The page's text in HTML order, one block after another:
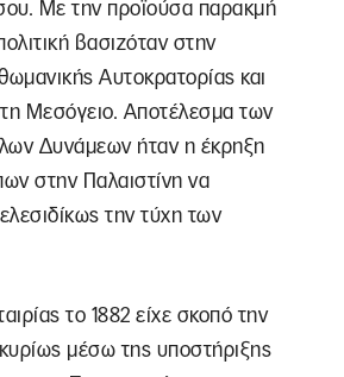
Με την προϊούσα παρακμή
βασιζόταν στην
Αυτοκρατορίας και
Μεσόγειο. Αποτέλεσμα των
Δυνάμεων ήταν η έκρηξη
στην Παλαιστίνη να
την τύχη των
το 1882 είχε σκοπό την
μέσω της υποστήριξης